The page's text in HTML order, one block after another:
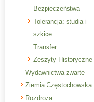
Bezpieczeństwa
Tolerancja: studia i
szkice
Transfer
Zeszyty Historyczne
Wydawnictwa zwarte
Ziemia Częstochowska
Rozdroża